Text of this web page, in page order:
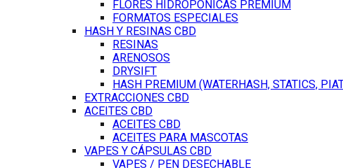
FLORES HIDROPÓNICAS PREMIUM
FORMATOS ESPECIALES
HASH Y RESINAS CBD
RESINAS
ARENOSOS
DRYSIFT
HASH PREMIUM (WATERHASH, STATICS,
EXTRACCIONES CBD
ACEITES CBD
ACEITES CBD
ACEITES PARA MASCOTAS
VAPES Y CÁPSULAS CBD
VAPES / PEN DESECHABLE